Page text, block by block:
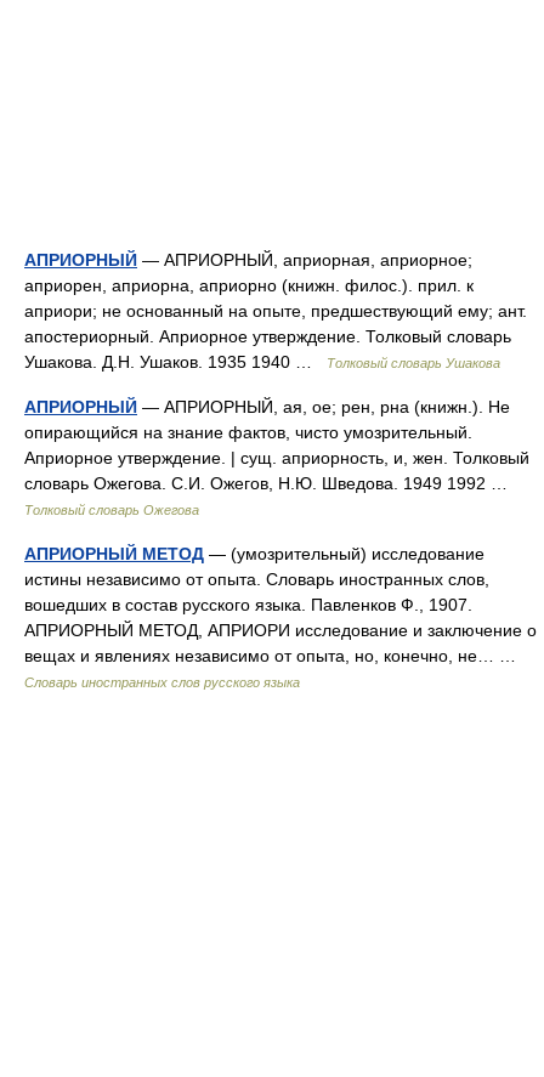
АПРИОРНЫЙ — АПРИОРНЫЙ, априорная, априорное;
априорен, априорна, априорно (книжн. филос.). прил. к
априори; не основанный на опыте, предшествующий ему; ант.
апостериорный. Априорное утверждение. Толковый словарь
Ушакова. Д.Н. Ушаков. 1935 1940 …
Толковый словарь Ушакова
АПРИОРНЫЙ — АПРИОРНЫЙ, ая, ое; рен, рна (книжн.). Не
опирающийся на знание фактов, чисто умозрительный.
Априорное утверждение. | сущ. априорность, и, жен. Толковый
словарь Ожегова. С.И. Ожегов, Н.Ю. Шведова. 1949 1992 …
Толковый словарь Ожегова
АПРИОРНЫЙ МЕТОД — (умозрительный) исследование
истины независимо от опыта. Словарь иностранных слов,
вошедших в состав русского языка. Павленков Ф., 1907.
АПРИОРНЫЙ МЕТОД, АПРИОРИ исследование и заключение о
вещах и явлениях независимо от опыта, но, конечно, не… …
Словарь иностранных слов русского языка